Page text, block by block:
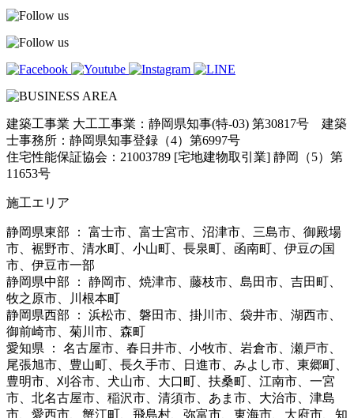
建築工事業 大工工事業：静岡県知事(特-03) 第30817号 建築
士事務所：静岡県知事登録（4）第6997号
住宅性能保証協会：21003789 [宅地建物取引業] 静岡（5）第
11653号
施工エリア
静岡県東部 ： 富士市、富士宮市、沼津市、三島市、御殿場
市、裾野市、清水町、小山町、長泉町、函南町、伊豆の国
市、伊豆市一部
静岡県中部 ： 静岡市、焼津市、藤枝市、島田市、吉田町、
牧之原市、川根本町
静岡県西部 ： 浜松市、磐田市、掛川市、袋井市、湖西市、
御前崎市、菊川市、森町
愛知県 ： 名古屋市、春日井市、小牧市、岩倉市、瀬戸市、
尾張旭市、豊山町、長久手市、日進市、みよし市、東郷町、
豊明市、刈谷市、犬山市、大口町、扶桑町、江南市、一宮
市、北名古屋市、稲沢市、清須市、あま市、大治市、津島
市、愛西市、蟹江町、飛島村、弥富市、東海市、大府市、知